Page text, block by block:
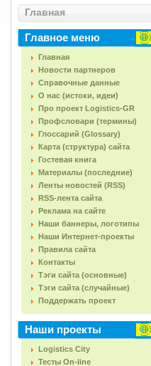
Главная
Главное меню
Главная
Новости партнеров
Справочные данные
О нас (истоки, идеи)
Про проект Logistics-GR
Профсловари (термины)
Глоссарий (Glossary)
Карта (структура) сайта
Гостевая книга
Материалы (последние)
Ленты новостей (RSS)
RSS-лента сайта
Реклама на сайте
Наши баннеры, логотипы
Наши Интернет-проекты
Правила сайта
Контакты
Тэги сайта (основные)
Тэги сайта (случайные)
Поддержать проект
Наши проекты
Logistics City
Тесты On-line